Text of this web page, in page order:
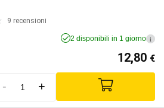
9 recensioni
2 disponibili in 1 giorno i
12,80 €
- +